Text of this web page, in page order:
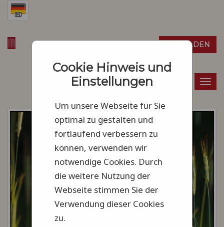
Cookie Hinweis und
Einstellungen
Um unsere Webseite für Sie
optimal zu gestalten und
fortlaufend verbessern zu
können, verwenden wir
notwendige Cookies. Durch
die weitere Nutzung der
Webseite stimmen Sie der
Verwendung dieser Cookies
zu.
Warenkorb
ANMELDEN